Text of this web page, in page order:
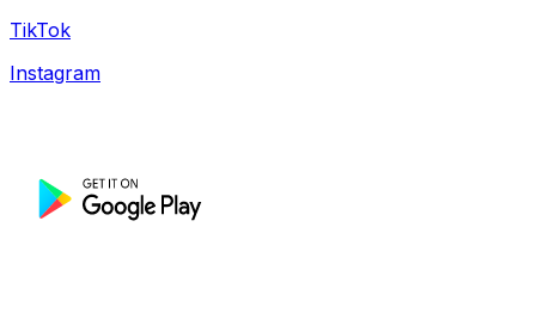
TikTok
Instagram